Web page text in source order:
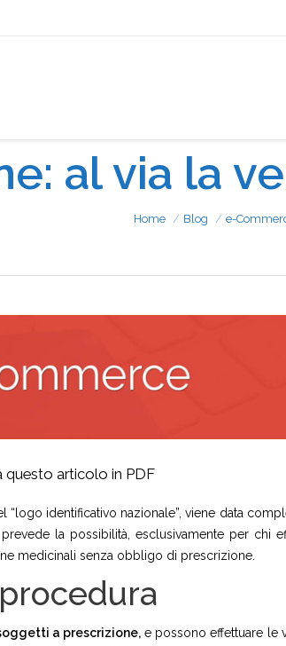
al via la
Home Blog e-
questo articolo in PDF
identificativo nazionale”, viene data
la possibilità, esclusivamente per chi
medicinali senza obbligo di prescrizione.
a prescrizione, e possono effettuare le